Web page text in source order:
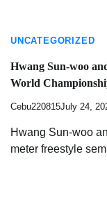
UNCATEGORIZED
Hwang Sun-woo
World
Cebu220815July 24,
Hwang Sun-woo
meter freestyle